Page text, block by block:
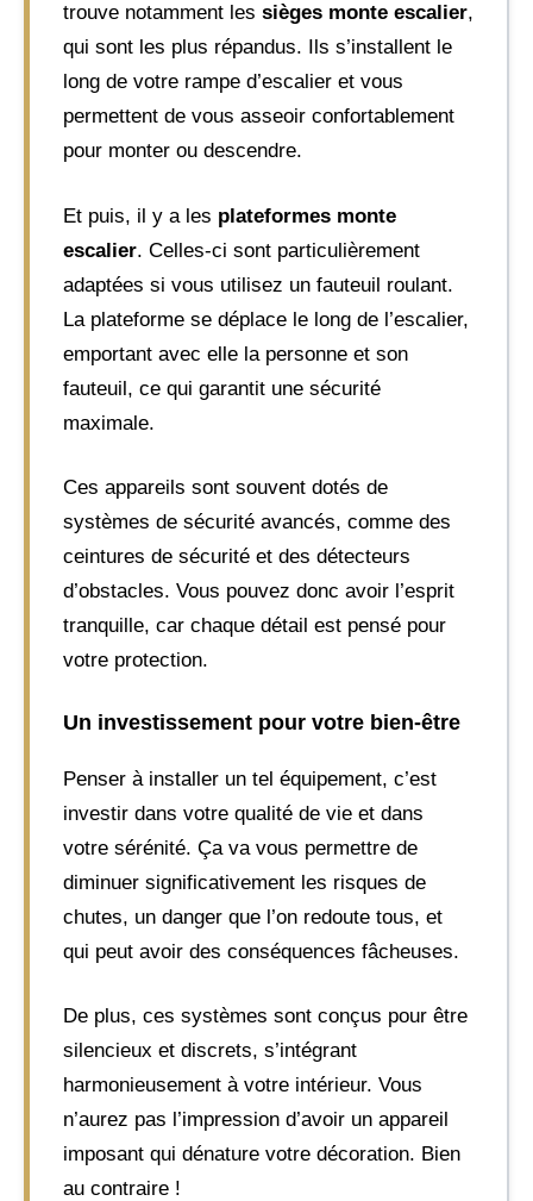
trouve notamment les sièges monte escalier,
qui sont les plus répandus. Ils s’installent le
long de votre rampe d’escalier et vous
permettent de vous asseoir confortablement
pour monter ou descendre.
Et puis, il y a les plateformes monte
escalier. Celles-ci sont particulièrement
adaptées si vous utilisez un fauteuil roulant.
La plateforme se déplace le long de l’escalier,
emportant avec elle la personne et son
fauteuil, ce qui garantit une sécurité
maximale.
Ces appareils sont souvent dotés de
systèmes de sécurité avancés, comme des
ceintures de sécurité et des détecteurs
d’obstacles. Vous pouvez donc avoir l’esprit
tranquille, car chaque détail est pensé pour
votre protection.
Un investissement pour votre bien-être
Penser à installer un tel équipement, c’est
investir dans votre qualité de vie et dans
votre sérénité. Ça va vous permettre de
diminuer significativement les risques de
chutes, un danger que l’on redoute tous, et
qui peut avoir des conséquences fâcheuses.
De plus, ces systèmes sont conçus pour être
silencieux et discrets, s’intégrant
harmonieusement à votre intérieur. Vous
n’aurez pas l’impression d’avoir un appareil
imposant qui dénature votre décoration. Bien
au contraire !